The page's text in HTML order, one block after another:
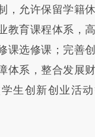
8D5z896h)提
实意图存在偏差
荐点击链接阅读
，允许保留学籍
教育课程体系，
课选修课；完善
体系，整合发展
生创新创业活